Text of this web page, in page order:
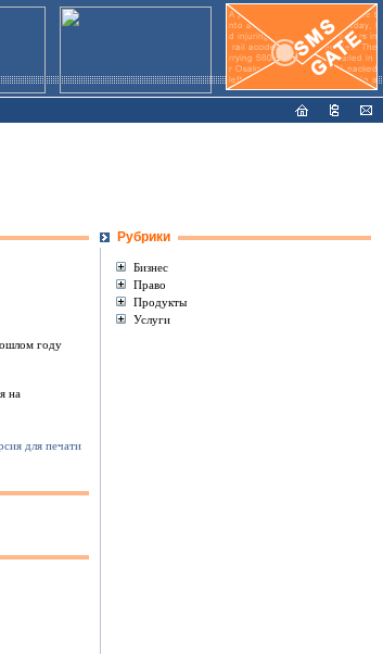
году
на
для печати
Рубрики
Бизнес
Право
Продукты
Услуги